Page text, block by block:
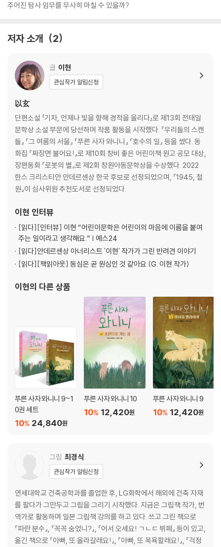
주어진 탐사 임무를 무사히 마칠 수 있을까?
저자 소개 2
글 이현
관심작가 알림신청
以玄
단편소설 「기차, 언제나 빛을 향해 경적을 울리다」로 제13회 전태일
문학상 소설 부문에 당선하며 작품 활동을 시작했다. 『우리들의 스캔
들』 『그 여름의 서울』 『푸른 사자 와니니』 『호수의 일』 등을 썼다. 동
화집 『짜장면 불어요!』로 제10회 창비 좋은 어린이책 원고 공모 대상,
장편동화 『로봇의 별』로 제2회 창원아동문학상을 수상했다. 2022
한스 크리스티안 안데르센상 한국 후보로 선정되었으며, 『1945, 철
원』이 심사위원 추천도서로 선정되었다.
이현 인터뷰
[읽다][인터뷰] 이현 “어린이문학은 어린이의 마음에 이름을 붙여
주는 일이라고 생각해요.” | 예스24
[읽다]안데르센상 아너리스트 '이현' 작가가 그린 반려견 이야기
[읽다][책읽아웃] 동심은 곧 원심인 것 같아요 (G. 이현 작가)
이현의 다른 상품
푸른 사자 와니니 9~1
0권 세트
24,840원
10%
푸른 사자 와니니 10
12,420원
10%
푸른 사자 와니니 9
12,420원
10%
그림 최경식
관심작가 알림신청
연세대학교 건축공학과를 졸업한 후, LG화학에서 해외에 건축 자재
를 팔다가 그만두고 그림을 그리기 시작했다. 지금은 그림책 작가, 번
역가로 활동하며 일본 그림책 강의를 하고 있다. 쓰고 그린 책으로
『파란 분수』, 『꼭꼭 숨었니?』, 『어서 오세요! ㄱㄴㄷ 뷔페』 등이 있고,
옮긴 책으로 『아빠, 또 올라갈래요!』, 『아빠, 또 목욕할래요!』, 『걱정